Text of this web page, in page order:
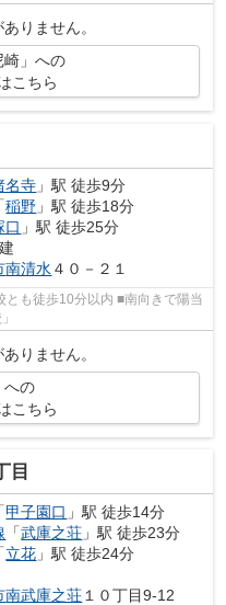
りません。
崎」への
こちら
名寺 」駅 徒歩9分
「稲野 」駅 徒歩18分
口 」駅 徒歩25分
南清水 ４０－２１
も徒歩10分以内 ■南向きで陽当
りません。
への
こちら
目
「甲子園口 」駅 徒歩14分
「武庫之荘 」駅 徒歩23分
「立花 」駅 徒歩24分
南武庫之荘 １０丁目9-12